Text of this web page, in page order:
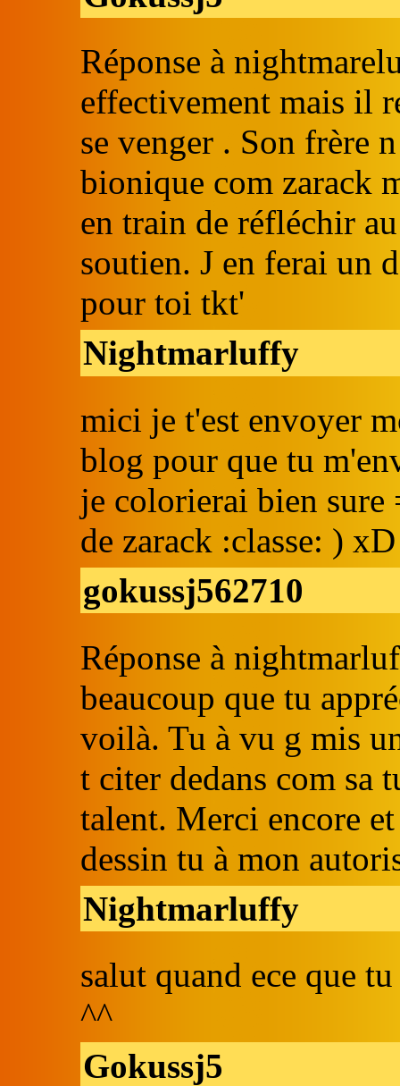
Réponse à
effectivement mais il
se venger . Son frère
bionique com zarack
en train de réfléchir
soutien. J en ferai un
pour toi tkt'
Nightmarluffy
mici je t'est envoyer
blog pour que tu
je colorierai bien
de zarack :classe: ) xD
gokussj562710
Réponse à
beaucoup que tu
voilà. Tu à vu g mis
t citer dedans com sa
talent. Merci encore
dessin tu à mon
Nightmarluffy
salut quand ece que
^^
Gokussj5